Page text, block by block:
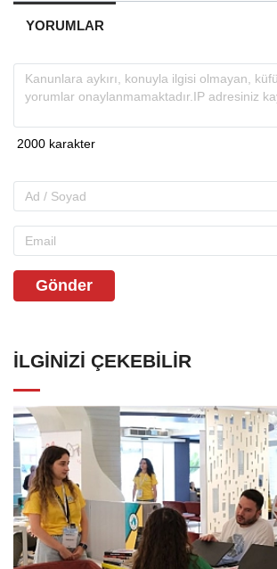
YORUMLAR
Gönder
İLGINIZI ÇEKEBILIR